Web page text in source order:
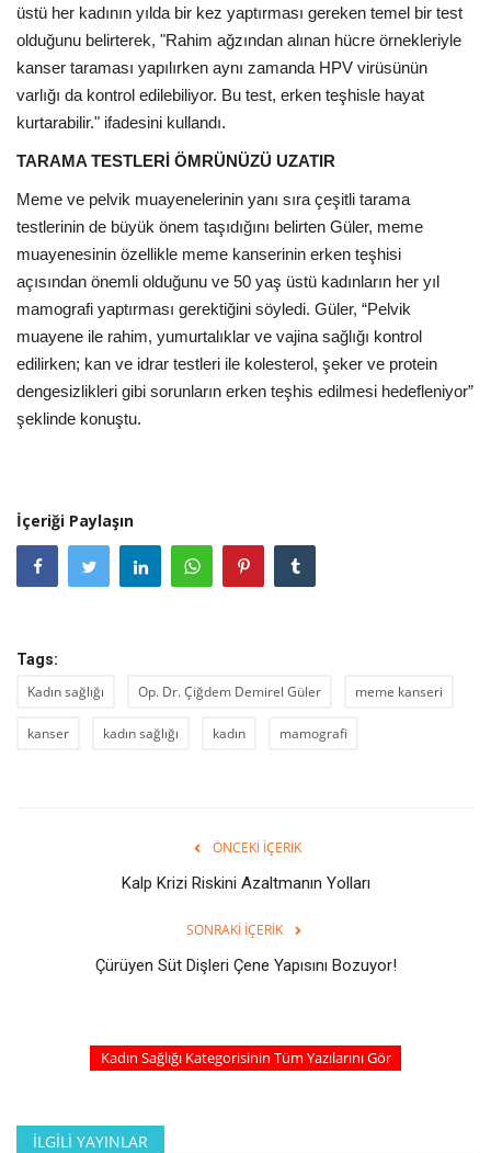
üstü her kadının yılda bir kez yaptırması gereken temel bir test
olduğunu belirterek, "Rahim ağzından alınan hücre örnekleriyle
kanser taraması yapılırken aynı zamanda HPV virüsünün
varlığı da kontrol edilebiliyor. Bu test, erken teşhisle hayat
kurtarabilir." ifadesini kullandı.
TARAMA TESTLERİ ÖMRÜNÜZÜ UZATIR
Meme ve pelvik muayenelerinin yanı sıra çeşitli tarama
testlerinin de büyük önem taşıdığını belirten Güler, meme
muayenesinin özellikle meme kanserinin erken teşhisi
açısından önemli olduğunu ve 50 yaş üstü kadınların her yıl
mamografi yaptırması gerektiğini söyledi. Güler, “Pelvik
muayene ile rahim, yumurtalıklar ve vajina sağlığı kontrol
edilirken; kan ve idrar testleri ile kolesterol, şeker ve protein
dengesizlikleri gibi sorunların erken teşhis edilmesi hedefleniyor”
şeklinde konuştu.
İçeriği Paylaşın
Tags:
Kadın sağlığı Op. Dr. Çiğdem Demirel Güler meme kanseri
kanser kadın sağlığı kadın mamografi
ÖNCEKI İÇERIK
Kalp Krizi Riskini Azaltmanın Yolları
SONRAKI İÇERIK
Çürüyen Süt Dişleri Çene Yapısını Bozuyor!
Kadın Sağlığı Kategorisinin Tüm Yazılarını Gör
İLGILI YAYINLAR